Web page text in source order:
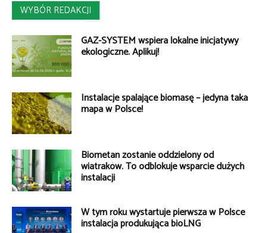
WYBÓR REDAKCJI
GAZ-SYSTEM wspiera lokalne inicjatywy
ekologiczne. Aplikuj!
Instalacje spalające biomasę – jedyna taka
mapa w Polsce!
Biometan zostanie oddzielony od
wiatraków. To odblokuje wsparcie dużych
instalacji
W tym roku wystartuje pierwsza w Polsce
instalacja produkująca bioLNG